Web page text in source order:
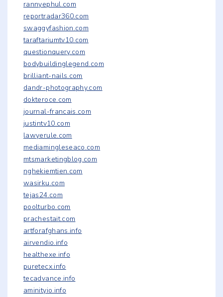
rannyephul.com
reportradar360.com
swaggyfashion.com
taraftariumtv10.com
questionquery.com
bodybuildinglegend.com
brilliant-nails.com
dandr-photography.com
dokteroce.com
journal-francais.com
justintv10.com
lawyerule.com
mediamingleseaco.com
mtsmarketingblog.com
nghekiemtien.com
wasirku.com
tejas24.com
poolturbo.com
prachestait.com
artforafghans.info
airvendio.info
healthexe.info
puretecx.info
tecadvance.info
aminityio.info